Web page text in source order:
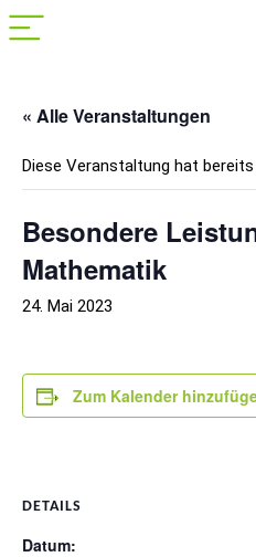
« Alle Veranstaltungen
Diese Veranstaltung hat
Besondere
Mathematik
24. Mai 2023
Zum Kalender
DETAILS
Datum: